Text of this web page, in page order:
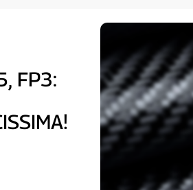
FP3: